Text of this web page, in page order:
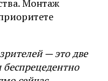
Монтаж
— это две